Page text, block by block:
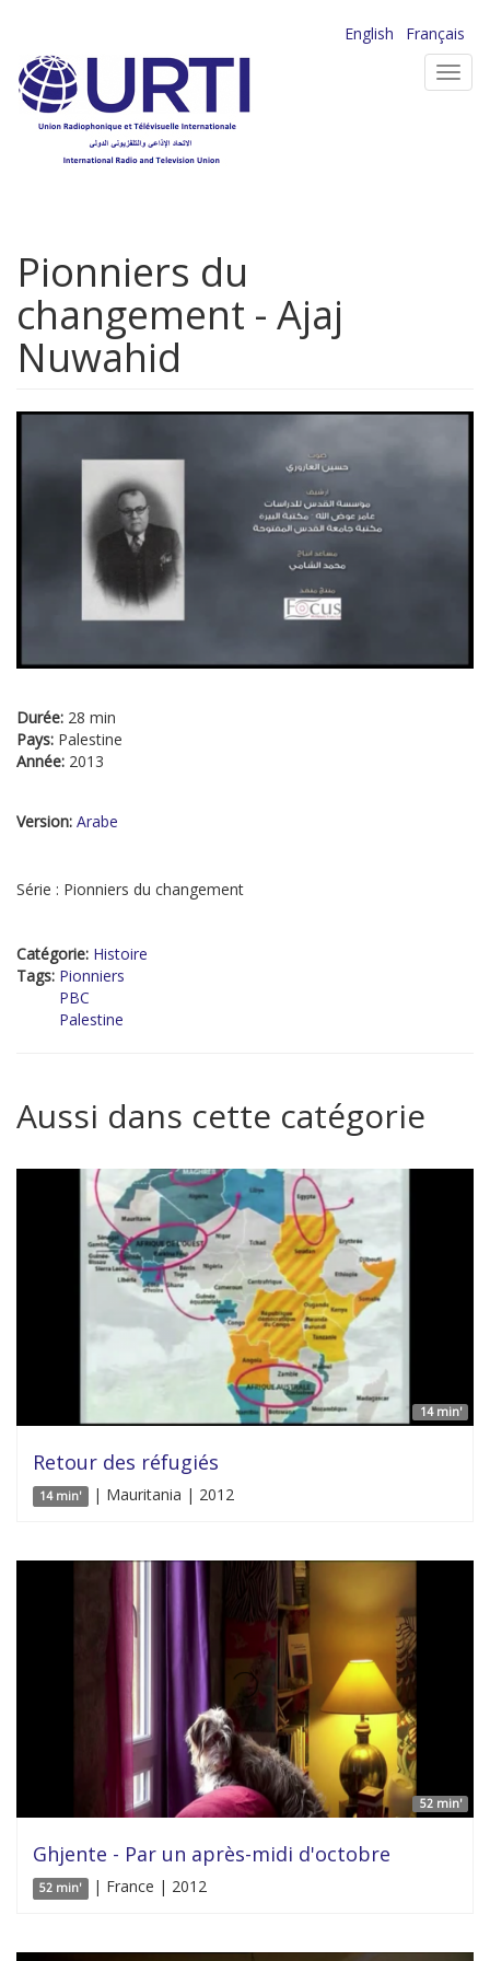
contenu
principal
English
Français
Pionniers du
changement - Ajaj
Nuwahid
Durée: 28 min
Pays: Palestine
Année: 2013
Version: Arabe
Série : Pionniers du changement
Catégorie: Histoire
Tags: Pionniers
PBC
Palestine
Aussi dans cette catégorie
14 min'
Retour des réfugiés
14 min' | Mauritania | 2012
52 min'
Ghjente - Par un après-midi d'octobre
52 min' | France | 2012